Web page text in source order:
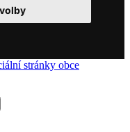
stránky obce